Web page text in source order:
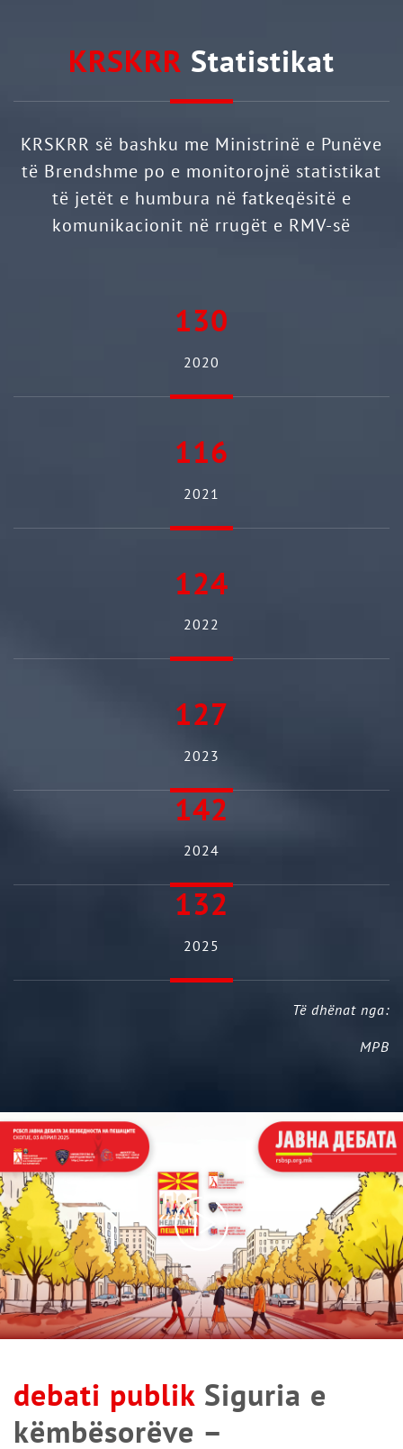
KRSKRR Statistikat
KRSKRR së bashku me Ministrinë e Punëve
të Brendshme po e monitorojnë statistikat
të jetët e humbura në fatkeqësitë e
komunikacionit në rrugët e RMV-së
130
2020
116
2021
124
2022
127
2023
142
2024
132
2025
Të dhënat nga:
MPB
debati publik Siguria e
këmbësorëve –